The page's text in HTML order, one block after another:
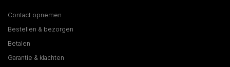
Contact opnemen
Bestellen & bezorgen
Betalen
Garantie & klachten